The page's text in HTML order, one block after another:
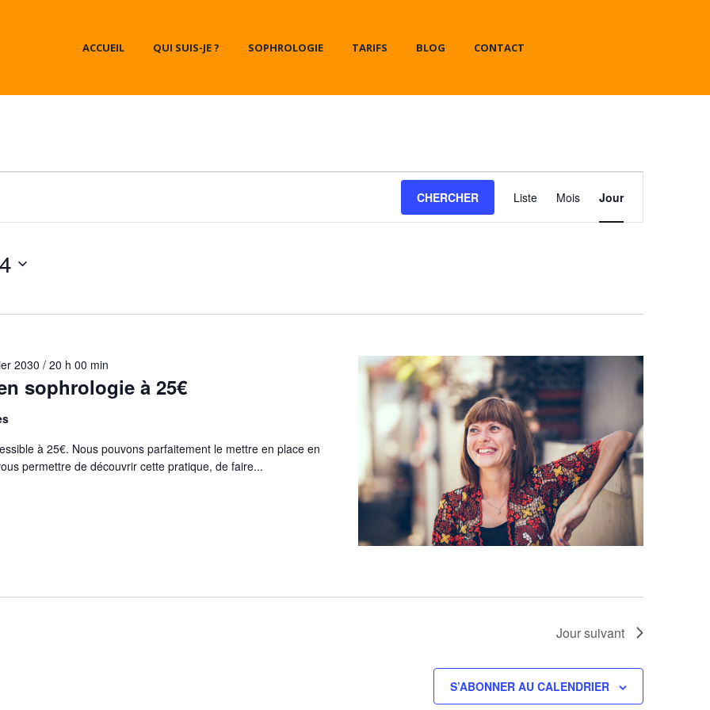
ACCUEIL QUI SUIS-JE ? SOPHROLOGIE TARIFS BLOG CONTACT
CHERCHER
de
Liste Mois Jour
sophrologie à 25€
2030 / 20 h 00 min
à 25€. Nous pouvons parfaitement le mettre en place en
permettre de découvrir cette pratique, de faire...
Jour suivant
S’ABONNER AU CALENDRIER